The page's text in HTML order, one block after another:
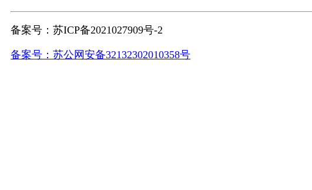
备案号：苏ICP备2021027909号-2
备案号：苏公网安备32132302010358号